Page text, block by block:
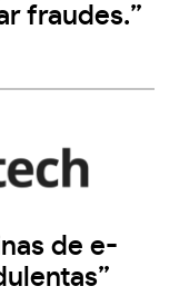
fraudes.”
de e-